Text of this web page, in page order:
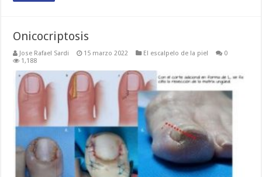
Onicocriptosis
Jose Rafael Sardi 15 marzo 2022 El escalpelo de la piel
0
1,188